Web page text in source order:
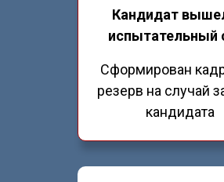
Кандидат
испытательный
Сформирован
резерв на случай
кандидата